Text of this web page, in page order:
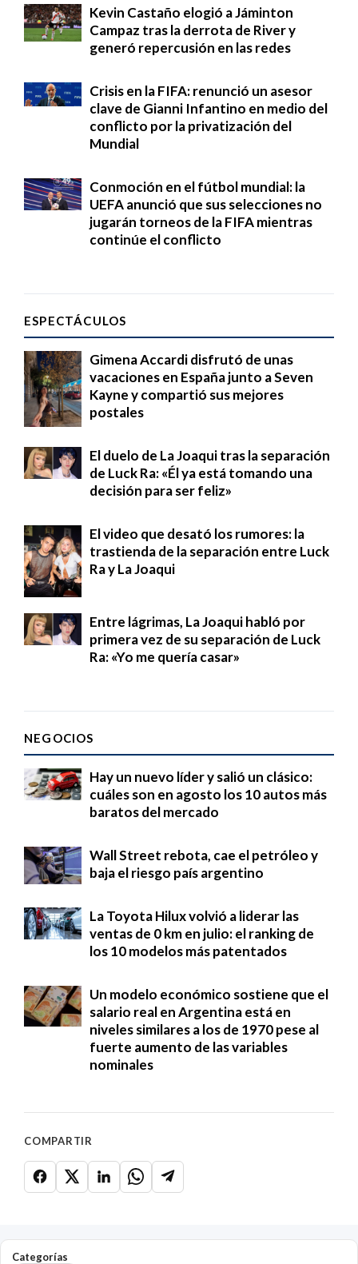
Kevin Castaño elogió a Jáminton
Campaz tras la derrota de River y
generó repercusión en las redes
Crisis en la FIFA: renunció un asesor
clave de Gianni Infantino en medio del
conflicto por la privatización del
Mundial
Conmoción en el fútbol mundial: la
UEFA anunció que sus selecciones no
jugarán torneos de la FIFA mientras
continúe el conflicto
ESPECTÁCULOS
Gimena Accardi disfrutó de unas
vacaciones en España junto a Seven
Kayne y compartió sus mejores
postales
El duelo de La Joaqui tras la separación
de Luck Ra: «Él ya está tomando una
decisión para ser feliz»
El video que desató los rumores: la
trastienda de la separación entre Luck
Ra y La Joaqui
Entre lágrimas, La Joaqui habló por
primera vez de su separación de Luck
Ra: «Yo me quería casar»
NEGOCIOS
Hay un nuevo líder y salió un clásico:
cuáles son en agosto los 10 autos más
baratos del mercado
Wall Street rebota, cae el petróleo y
baja el riesgo país argentino
La Toyota Hilux volvió a liderar las
ventas de 0 km en julio: el ranking de
los 10 modelos más patentados
Un modelo económico sostiene que el
salario real en Argentina está en
niveles similares a los de 1970 pese al
fuerte aumento de las variables
nominales
COMPARTIR
Categorías